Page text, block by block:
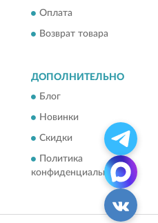
Оплата
Возврат товара
ДОПОЛНИТЕЛЬНО
Блог
Новинки
Скидки
Политика
конфиденциальности